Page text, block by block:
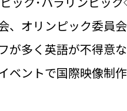
、オリンピック委員
が多く英語が不得意
ベントで国際映像制